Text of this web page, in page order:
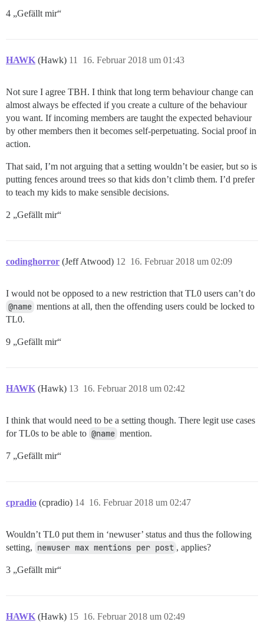
4 „Gefällt mir“
HAWK (Hawk) 16. Februar 2018 um 01:43
11
Not sure I agree TBH. I think that long term behaviour change can
almost always be effected if you create a culture of the behaviour
you want. If incoming members are taught the expected behaviour
by other members then it becomes self-perpetuating. Social proof in
action.
That said, I’m not arguing that a setting wouldn’t be easier, but so is
putting fences around trees so that kids don’t climb them. I’d prefer
to teach my kids to make sensible decisions.
2 „Gefällt mir“
codinghorror (Jeff Atwood) 16. Februar 2018 um 02:09
12
I would not be opposed to a new restriction that TL0 users can’t do
@name mentions at all, then the offending users could be locked to
TL0.
9 „Gefällt mir“
HAWK (Hawk) 16. Februar 2018 um 02:42
13
I think that would need to be a setting though. There legit use cases
for TL0s to be able to @name mention.
7 „Gefällt mir“
cpradio (cpradio) 16. Februar 2018 um 02:47
14
Wouldn’t TL0 put them in ‘newuser’ status and thus the following
setting, newuser max mentions per post , applies?
3 „Gefällt mir“
HAWK (Hawk) 16. Februar 2018 um 02:49
15